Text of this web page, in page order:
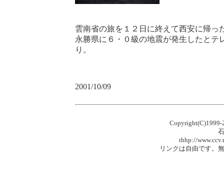
雲南省の旅を１２日に終えて西安に帰っ
永勝県に６・０級の地震が発生したと
り。
2001/10/09
石九鼎の漢
thhp://www.ccv.ne.jp/home/
リンクは自由です。無断で複製